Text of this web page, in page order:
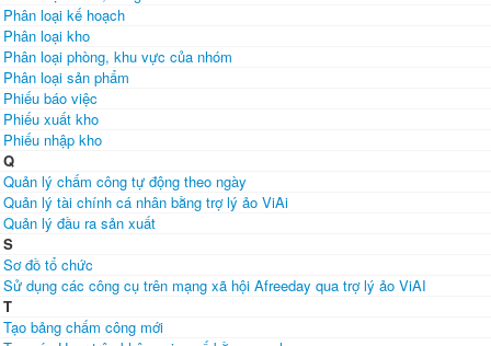
Phân loại kế hoạch
Phân loại kho
Phân loại phòng, khu vực của nhóm
Phân loại sản phẩm
Phiếu báo việc
Phiếu xuất kho
Phiếu nhập kho
Q
Quản lý chấm công tự động theo ngày
Quản lý tài chính cá nhân bằng trợ lý ảo ViAi
Quản lý đầu ra sản xuất
S
Sơ đồ tổ chức
Sử dụng các công cụ trên mạng xã hội Afreeday qua trợ lý ảo ViAI
T
Tạo bảng chấm công mới